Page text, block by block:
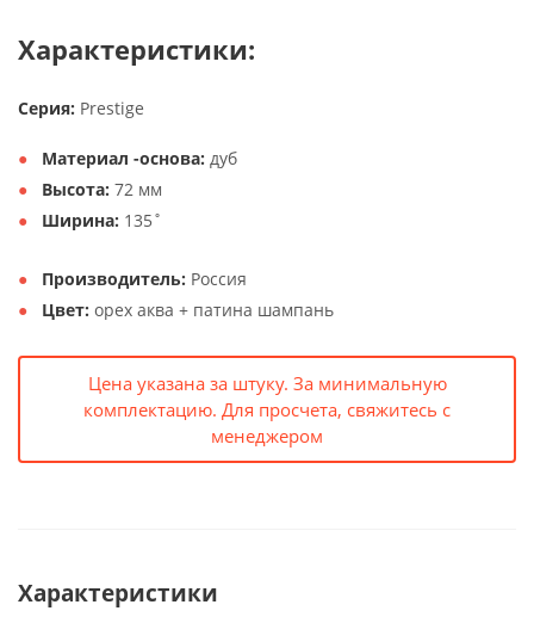
Характеристики:
Серия: Prestige
Материал -основа: дуб
Высота: 72 мм
Ширина: 135˚
Производитель: Россия
Цвет: орех аква + патина шампань
Цена указана за штуку. За минимальную
комплектацию. Для просчета, свяжитесь с
менеджером
Характеристики